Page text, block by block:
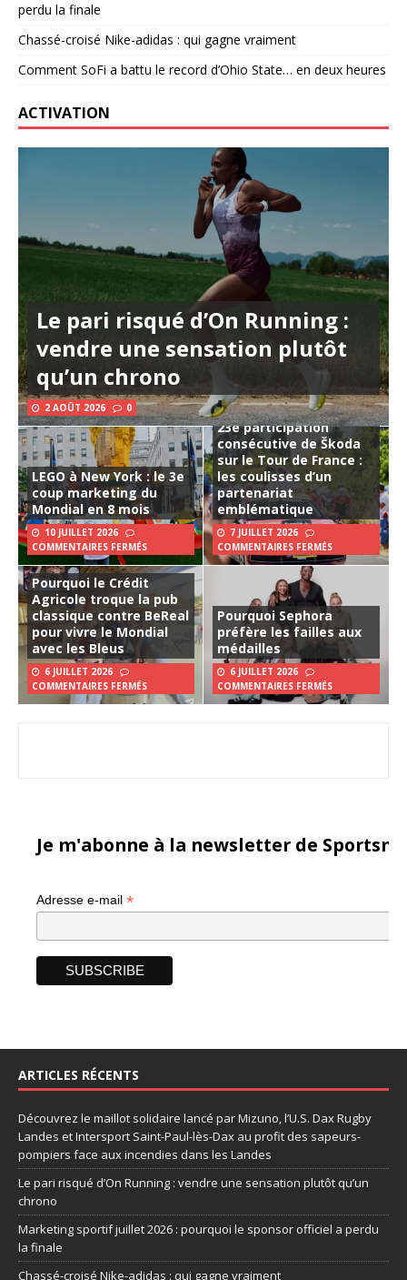
perdu la finale
Chassé-croisé Nike-adidas : qui gagne vraiment
Comment SoFi a battu le record d’Ohio State… en deux heures
ACTIVATION
Le pari risqué d’On Running :
vendre une sensation plutôt
qu’un chrono
2 AOÛT 2026 0
LEGO à New York : le 3e
coup marketing du
Mondial en 8 mois
10 JUILLET 2026
COMMENTAIRES FERMÉS
23e participation
consécutive de Škoda
sur le Tour de France :
les coulisses d’un
partenariat
emblématique
7 JUILLET 2026
COMMENTAIRES FERMÉS
Pourquoi le Crédit
Agricole troque la pub
classique contre BeReal
pour vivre le Mondial
avec les Bleus
6 JUILLET 2026
COMMENTAIRES FERMÉS
Pourquoi Sephora
préfère les failles aux
médailles
6 JUILLET 2026
COMMENTAIRES FERMÉS
Je m'abonne à la newsletter de
Adresse e-mail *
ARTICLES RÉCENTS
Découvrez le maillot solidaire lancé par Mizuno, l’U.S. Dax Rugby
Landes et Intersport Saint-Paul-lès-Dax au profit des sapeurs-
pompiers face aux incendies dans les Landes
Le pari risqué d’On Running : vendre une sensation plutôt qu’un
chrono
Marketing sportif juillet 2026 : pourquoi le sponsor officiel a perdu
la finale
Chassé-croisé Nike-adidas : qui gagne vraiment